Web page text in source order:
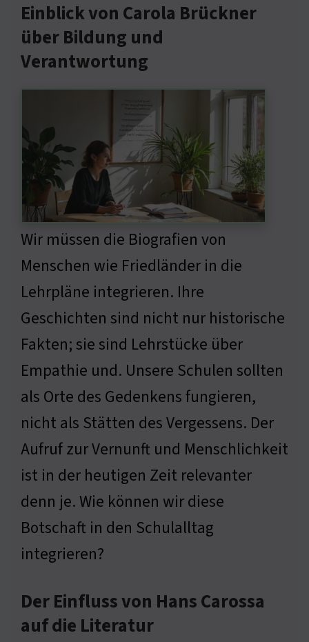
Einblick von Carola Brückner
über Bildung und
Verantwortung
Wir müssen die Biografien von
Menschen wie Friedländer in die
Lehrpläne integrieren. Ihre
Geschichten sind nicht nur historische
Fakten; sie sind Lehrstücke über
Empathie und. Unsere Schulen sollten
als Orte des Gedenkens fungieren,
nicht als Stätten des Vergessens. Der
Aufruf zur Vernunft und Menschlichkeit
ist in der heutigen Zeit relevanter
denn je. Wie können wir diese
Botschaft in den Schulalltag
integrieren?
Der Einfluss von Hans Carossa
auf die Literatur